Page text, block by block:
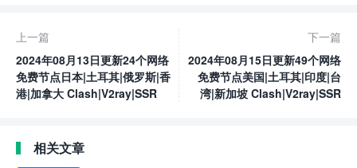
上一篇
2024年08月13日更新24个网络
免费节点日本|土耳其|俄罗斯|香
港|加拿大 Clash|V2ray|SSR
下一篇
2024年08月15日更新49个网络
免费节点美国|土耳其|印度|台
湾|新加坡 Clash|V2ray|SSR
相关文章